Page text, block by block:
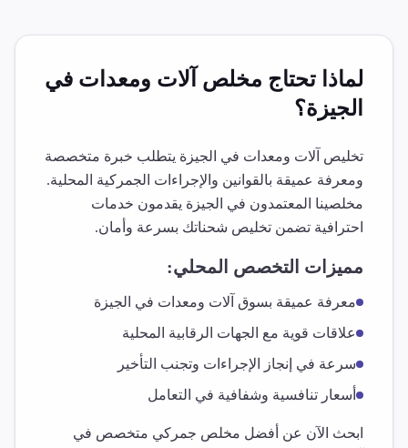
لماذا تحتاج مخلص آلات ومعدات في
الجيزة؟
تخليص آلات ومعدات في الجيزة يتطلب خبرة متخصصة
ومعرفة عميقة بالقوانين والإجراءات الجمركية المحلية.
مخلصينا المعتمدون في الجيزة يقدمون خدمات
احترافية تضمن تخليص شحناتك بسرعة وأمان.
مميزات التخصص المحلي:
معرفة عميقة بسوق آلات ومعدات في الجيزة
علاقات قوية مع الجهات الرقابية المحلية
سرعة في إنجاز الإجراءات وتجنب التأخير
أسعار تنافسية وشفافية في التعامل
ابحث الآن عن أفضل مخلص جمركي متخصص في